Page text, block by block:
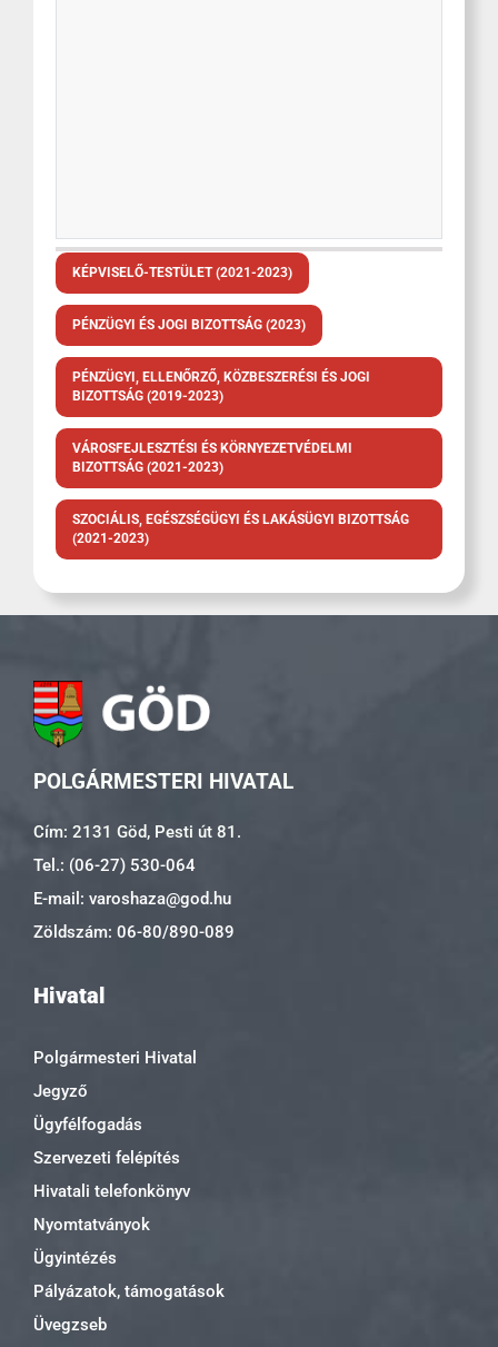
KÉPVISELŐ-TESTÜLET (2021-2023)
PÉNZÜGYI ÉS JOGI BIZOTTSÁG (2023)
PÉNZÜGYI, ELLENŐRZŐ, KÖZBESZERÉSI ÉS JOGI
BIZOTTSÁG (2019-2023)
VÁROSFEJLESZTÉSI ÉS KÖRNYEZETVÉDELMI
BIZOTTSÁG (2021-2023)
SZOCIÁLIS, EGÉSZSÉGÜGYI ÉS LAKÁSÜGYI BIZOTTSÁG
(2021-2023)
POLGÁRMESTERI HIVATAL
Cím: 2131 Göd, Pesti út 81.
Tel.: (06-27) 530-064
E-mail: varoshaza@god.hu
Zöldszám: 06-80/890-089
Hivatal
Polgármesteri Hivatal
Jegyző
Ügyfélfogadás
Szervezeti felépítés
Hivatali telefonkönyv
Nyomtatványok
Ügyintézés
Pályázatok, támogatások
Üvegzseb